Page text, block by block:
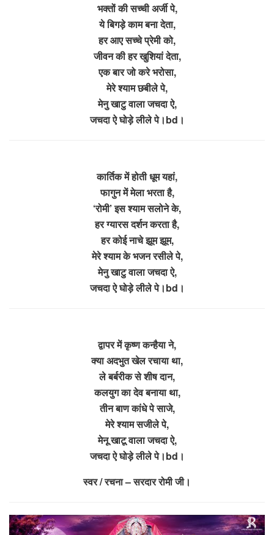
भक्तों की सच्ची अर्जी पे,
ये बिगड़े काम बना देता,
हर आए सच्चे प्रेमी को,
जीवन की हर खुशियां देता,
एक बार जो करे भरोसा,
मेरे श्याम छबीले पे,
मेनु खाटु वाला जचदा ऐ,
जचदा ऐ घोड़े लीले पे।bd।
कार्तिक में होती धूम यहां,
फागुन में मेला भरता है,
‘रोमी’ इस श्याम सलोने के,
हर ग्यारस दर्शन करता है,
हर कोई नाचे झूम झूम,
मेरे श्याम के भजन रसीले पे,
मेनु खाटु वाला जचदा ऐ,
जचदा ऐ घोड़े लीले पे।bd।
द्वापर में कृष्ण कन्हैया ने,
क्या अदभुत खेल रचाया था,
ले बर्बरीक से शीष दान,
कलयुग का देव बनाया था,
तीन बाण कांधे पे साजे,
मेरे श्याम सजीले पे,
मेनू खाटू वाला जचदा ऐ,
जचदा ऐ घोड़े लीले पे।bd।
स्वर / रचना – सरदार रोमी जी।